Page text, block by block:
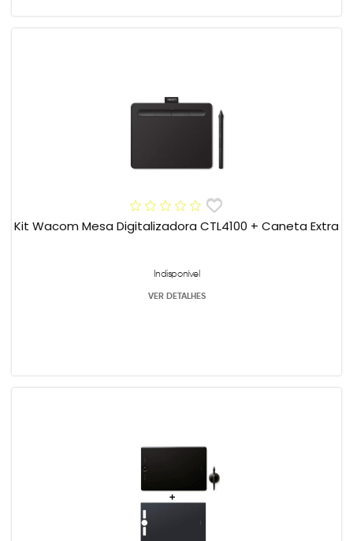
Kit Wacom Mesa Digitalizadora CTL4100 + Caneta Extra
Indisponível
VER DETALHES